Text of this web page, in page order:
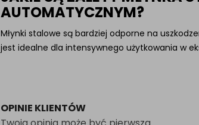
AUTOMATYCZNYM?
Młynki stalowe są bardziej odporne na
jest idealne dla intensywnego użytkowania w
OPINIE KLIENTÓW